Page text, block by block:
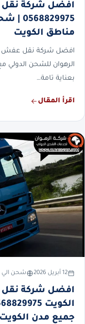
افضل شركة نقل
مناطق الكويت
افضل شركة نقل عفش
الرهوان للشحن الدولي
بعناية تامة…
اقرأ المقال
12 أبريل 2026 شحن الي
افضل شركة نقل
جميع مدن الكويت